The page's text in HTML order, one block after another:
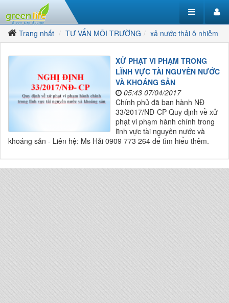
Trang nhất TƯ VẤN MÔI TRƯỜNG xả nước thải ô nhiễm
XỬ PHẠT VI PHẠM TRONG
LĨNH VỰC TÀI NGUYÊN NƯỚC
VÀ KHOÁNG SẢN
05:43 07/04/2017
Chính phủ đã ban hành NĐ
33/2017/NĐ-CP Quy định về xử
phạt vi phạm hành chính trong
lĩnh vực tài nguyên nước và
khoáng sản - Liên hệ: Ms Hải 0909 773 264 để tìm hiểu thêm.